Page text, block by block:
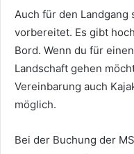
Auch für den
vorbereitet. Es gibt
Bord. Wenn du für
Landschaft gehen
Vereinbarung auch
möglich.
Bei der Buchung der